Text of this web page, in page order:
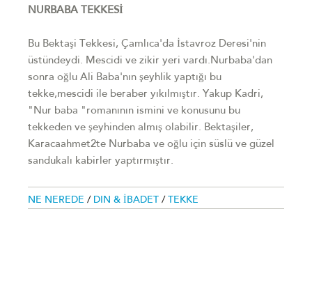
NURBABA TEKKESİ
Bu Bektaşi Tekkesi, Çamlıca'da İstavroz Deresi'nin
üstündeydi. Mescidi ve zikir yeri vardı.Nurbaba'dan
sonra oğlu Ali Baba'nın şeyhlik yaptığı bu
tekke,mescidi ile beraber yıkılmıştır. Yakup Kadri,
"Nur baba "romanının ismini ve konusunu bu
tekkeden ve şeyhinden almış olabilir. Bektaşiler,
Karacaahmet2te Nurbaba ve oğlu için süslü ve güzel
sandukalı kabirler yaptırmıştır.
NE NEREDE / DIN & İBADET / TEKKE